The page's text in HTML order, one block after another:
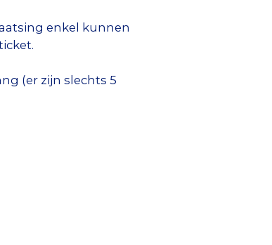
enkel kunnen
(er zijn slechts 5